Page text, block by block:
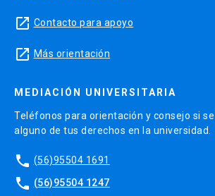
launch Contacto para apoyo
launch Más orientación
MEDIACIÓN UNIVERSITARIA
Teléfonos para orientación y consejo si
alguno de tus derechos en la universidad.
phone (56)95504 1691
phone (56)95504 1247